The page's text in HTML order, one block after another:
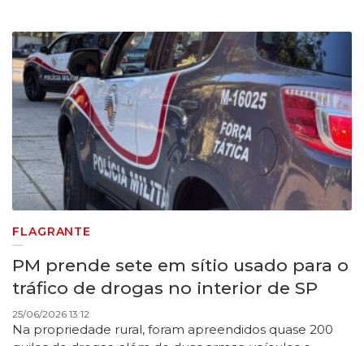
FLAGRANTE
PM prende sete em sítio usado para o
tráfico de drogas no interior de SP
25/06/2026 13:12
Na propriedade rural, foram apreendidos quase 200